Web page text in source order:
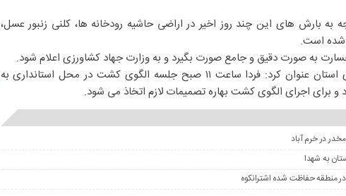
به بارش های این چند روز اخیر در اراضی حاشیه رودخانه ها، کلنی زنبور عسل،
شده است.
به صورت دقیق و جامع صورت بگیرد و به وزارت جهاد کشاورزی اعلام شود.
رئیس سازمان جهاد کشاورزی استان عنوان کرد: فردا ساعت ۱۱ صبح جلسه الگوی کشت در محل استانداری به
و برای اجرای الگوی کشت بهاره تصمیمات لازم اتخاذ می شود.
به شهدا
منطقه حفاظت شده اشترانکوه